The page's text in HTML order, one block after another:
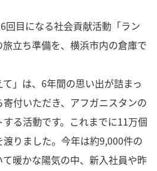
回目になる社会貢献活動「ラン
立ち準備を、横浜市内の倉庫で
て」は、6年間の思い出が詰まっ
付いただき、アフガニスタンの
る活動です。これまでに11万個
りました。今年は約9,000件の
暖かな陽気の中、新入社員や昨